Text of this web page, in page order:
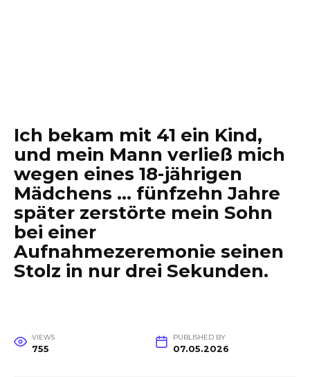
Ich bekam mit 41 ein Kind,
und mein Mann verließ mich
wegen eines 18-jährigen
Mädchens … fünfzehn Jahre
später zerstörte mein Sohn
bei einer
Aufnahmezeremonie seinen
Stolz in nur drei Sekunden.
VIEWS
755
PUBLISHED BY
07.05.2026